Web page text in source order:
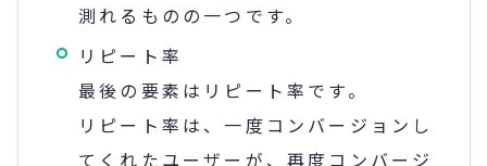
測れるものの一つです。
リピート率
最後の要素はリピート率です。
リピート率は、一度コンバージョンし
てくれたユーザーが、再度コンバージ